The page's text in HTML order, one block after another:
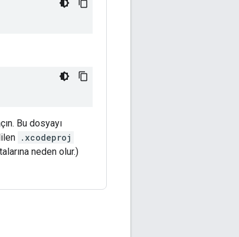
Bu dosyayı
.xcodeproj
neden olur.)